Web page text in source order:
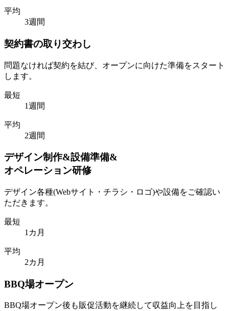
平均
3週間
契約書の取り交わし
問題なければ契約を結び、オープンに向けた準備をスタート
します。
最短
1週間
平均
2週間
デザイン制作&設備準備&
オペレーション研修
デザイン各種(Webサイト・チラシ・ロゴ)や設備をご確認い
ただきます。
最短
1カ月
平均
2カ月
BBQ場オープン
BBQ場オープン後も販促活動を継続して収益向上を目指し